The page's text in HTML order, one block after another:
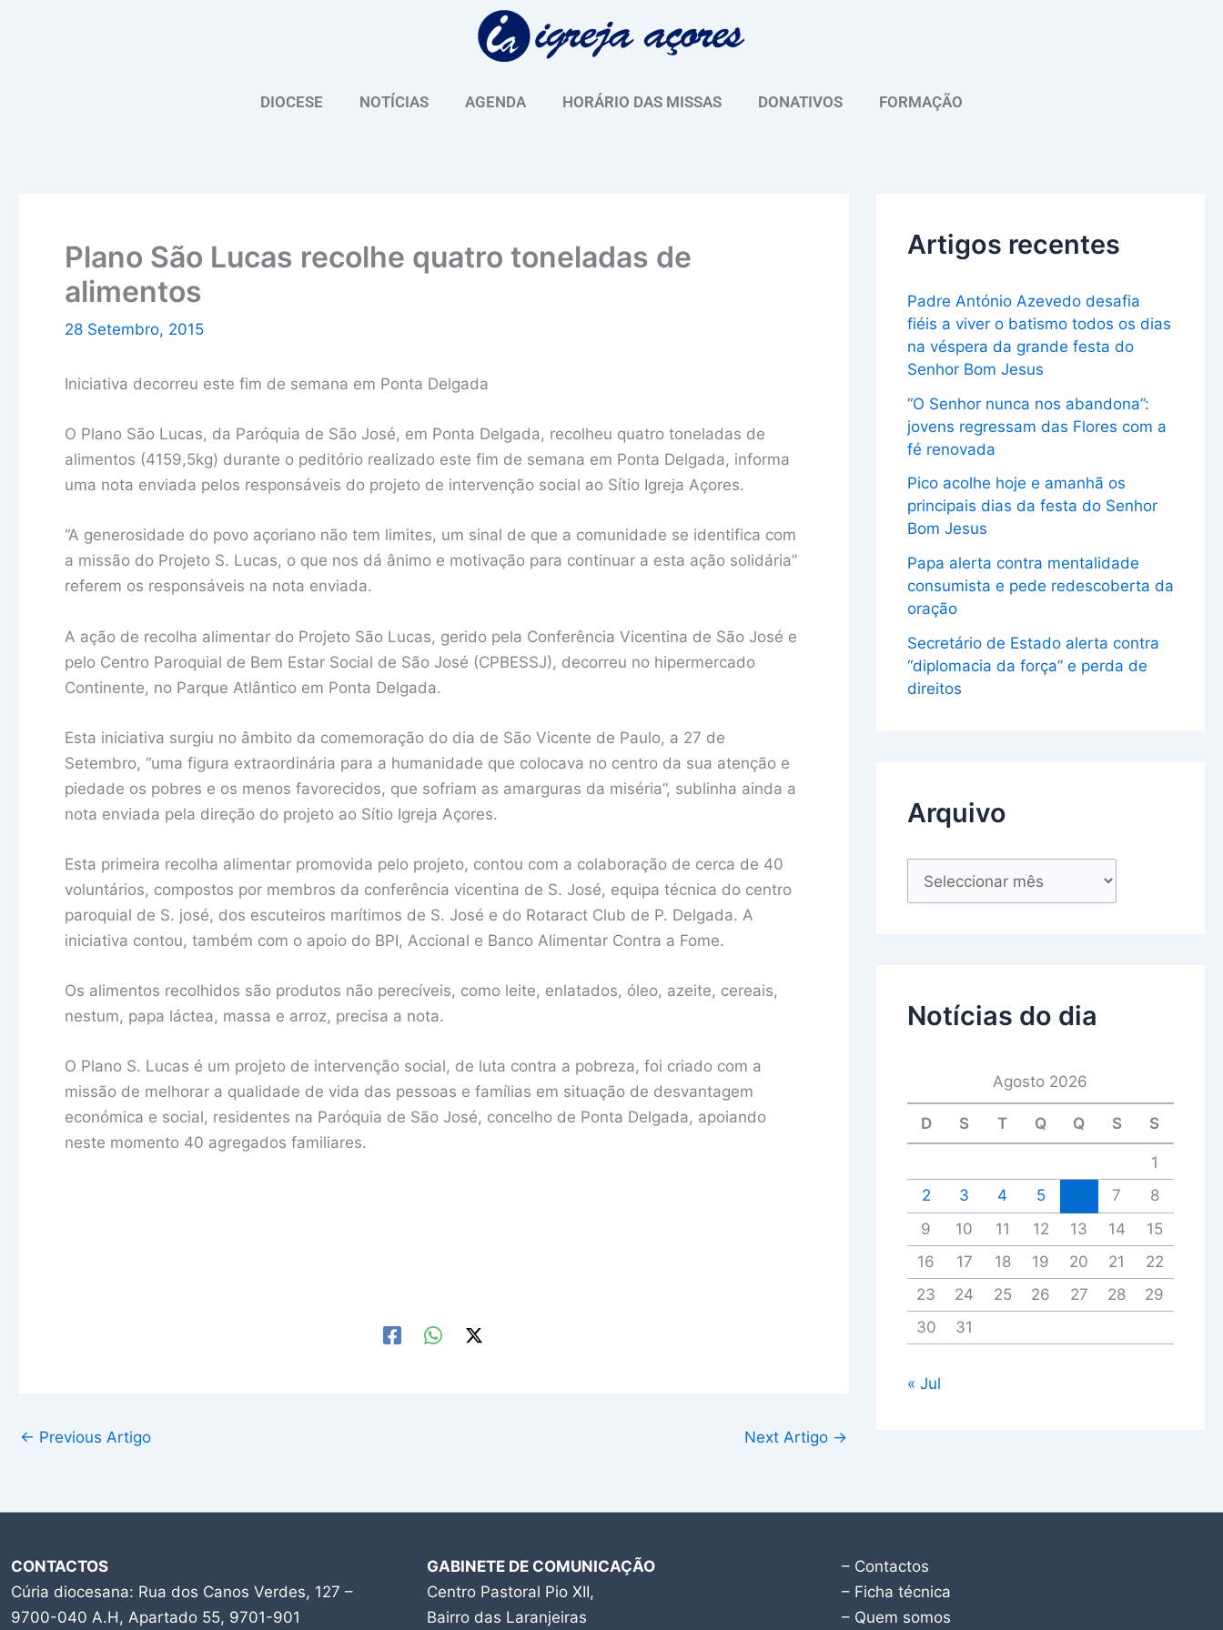
DIOCESE NOTÍCIAS AGENDA HORÁRIO DAS MISSAS DONATIVOS FORMAÇÃO
Plano São Lucas recolhe quatro toneladas de
alimentos
28 Setembro, 2015
Iniciativa decorreu este fim de semana em Ponta Delgada
O Plano São Lucas, da Paróquia de São José, em Ponta Delgada, recolheu quatro toneladas de
alimentos (4159,5kg) durante o peditório realizado este fim de semana em Ponta Delgada, informa
uma nota enviada pelos responsáveis do projeto de intervenção social ao Sítio Igreja Açores.
“A generosidade do povo açoriano não tem limites, um sinal de que a comunidade se identifica com
a missão do Projeto S. Lucas, o que nos dá ânimo e motivação para continuar a esta ação solidária”
referem os responsáveis na nota enviada.
A ação de recolha alimentar do Projeto São Lucas, gerido pela Conferência Vicentina de São José e
pelo Centro Paroquial de Bem Estar Social de São José (CPBESSJ), decorreu no hipermercado
Continente, no Parque Atlântico em Ponta Delgada.
Esta iniciativa surgiu no âmbito da comemoração do dia de São Vicente de Paulo, a 27 de
Setembro, “uma figura extraordinária para a humanidade que colocava no centro da sua atenção e
piedade os pobres e os menos favorecidos, que sofriam as amarguras da miséria”, sublinha ainda a
nota enviada pela direção do projeto ao Sítio Igreja Açores.
Esta primeira recolha alimentar promovida pelo projeto, contou com a colaboração de cerca de 40
voluntários, compostos por membros da conferência vicentina de S. José, equipa técnica do centro
paroquial de S. josé, dos escuteiros marítimos de S. José e do Rotaract Club de P. Delgada. A
iniciativa contou, também com o apoio do BPI, Accional e Banco Alimentar Contra a Fome.
Os alimentos recolhidos são produtos não perecíveis, como leite, enlatados, óleo, azeite, cereais,
nestum, papa láctea, massa e arroz, precisa a nota.
O Plano S. Lucas é um projeto de intervenção social, de luta contra a pobreza, foi criado com a
missão de melhorar a qualidade de vida das pessoas e famílias em situação de desvantagem
económica e social, residentes na Paróquia de São José, concelho de Ponta Delgada, apoiando
neste momento 40 agregados familiares.
← Previous Artigo Next Artigo →
Artigos recentes
Padre António Azevedo desafia
fiéis a viver o batismo todos os dias
na véspera da grande festa do
Senhor Bom Jesus
“O Senhor nunca nos abandona”:
jovens regressam das Flores com a
fé renovada
Pico acolhe hoje e amanhã os
principais dias da festa do Senhor
Bom Jesus
Papa alerta contra mentalidade
consumista e pede redescoberta da
oração
Secretário de Estado alerta contra
“diplomacia da força” e perda de
direitos
Arquivo
u
Notícias do dia
Agosto 2026
D S T Q Q S S
1
2
3 4 5 7
8
9
10 11 12 13 14
15
16
17 18 19 20 21
22
23
24 25 26 27 28
29
30
31
« Jul
CONTACTOS
Cúria diocesana: Rua dos Canos Verdes, 127 –
9700-040 A.H, Apartado 55, 9701-901
GABINETE DE COMUNICAÇÃO
Centro Pastoral Pio XII,
Bairro das Laranjeiras
– Contactos
– Ficha técnica
– Quem somos